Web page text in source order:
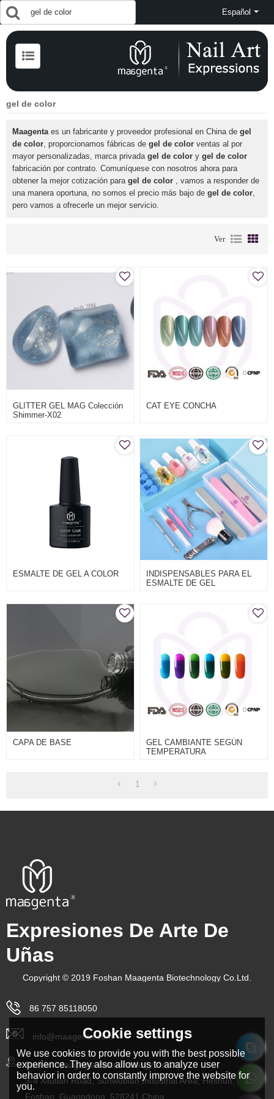
Español
gel de color
Maagentaes un fabricante y proveedor profesional en China de gel
de color, proporcionamos fábricas de gel de color ventas al por
mayor personalizadas, marca privada gel de color y gel de color
fabricación por contrato. Comuníquese con nosotros ahora para
obtener la mejor cotización para gel de color , vamos a responder de
una manera oportuna, no somos el precio más bajo de gel de color,
pero vamos a ofrecerle un mejor servicio.
Ver
GLITTER GEL MAG Colección
Shimmer-X02
CAT EYE CONCHA
ESMALTE DE GEL A COLOR
INDISPENSABLES PARA EL
ESMALTE DE GEL
CAPA DE BASE
GEL CAMBIANTE SEGÚN
TEMPERATURA
1
Expresiones De Arte De
Uñas
Copyright © 2019 Foshan Maagenta Biotechnology Co.Ltd.
86 757 85118050
info@maagenta.com
Foshan Maagenta Biotechnology Co.Ltd.
3-4 Xilutian Road, Sunwubian Industrial Area, Heshun, Lishui,
Foshan, Guangdong, 528241 China
Cookie settings
We use cookies to provide you with the best possible
experience. They also allow us to analyze user
behavior in order to constantly improve the website for
you.